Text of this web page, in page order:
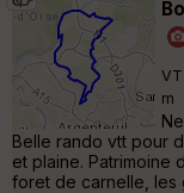
m
Belle rando vtt pour
et plaine. Patrimoine
foret de carnelle, les